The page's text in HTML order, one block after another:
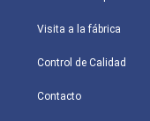
Visita a la fábrica
Control de Calidad
Contacto